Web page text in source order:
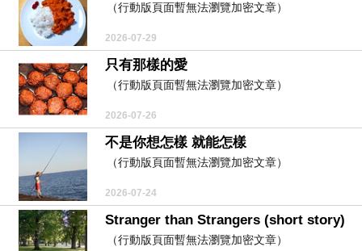
（行動版頁面暫無法瀏覽加密文章）
2026-07-29
只有那樣的愛
（行動版頁面暫無法瀏覽加密文章）
2026-07-26
不是你想怎樣 就能怎樣
（行動版頁面暫無法瀏覽加密文章）
2026-07-24
Stranger than Strangers (short story)
（行動版頁面暫無法瀏覽加密文章）